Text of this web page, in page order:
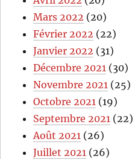
Mars 2022 (20)
Février 2022 (22)
Janvier 2022 (31)
Décembre 2021 (30)
Novembre 2021 (25)
Octobre 2021 (19)
Septembre 2021 (22)
Août 2021 (26)
Juillet 2021 (26)